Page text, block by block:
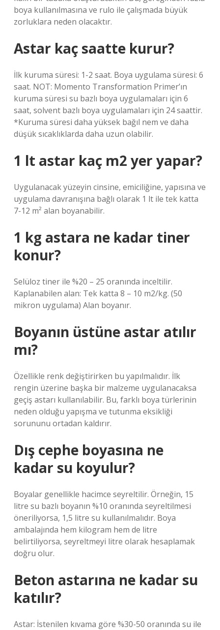
boya kullanılmasına ve rulo ile çalışmada büyük
zorluklara neden olacaktır.
Astar kaç saatte kurur?
İlk kuruma süresi: 1-2 saat. Boya uygulama süresi: 6
saat. NOT: Momento Transformation Primer’ın
kuruma süresi su bazlı boya uygulamaları için 6
saat, solvent bazlı boya uygulamaları için 24 saattir.
*Kuruma süresi daha yüksek bağıl nem ve daha
düşük sıcaklıklarda daha uzun olabilir.
1 lt astar kaç m2 yer yapar?
Uygulanacak yüzeyin cinsine, emiciliğine, yapısına ve
uygulama davranışına bağlı olarak 1 lt ile tek katta
7-12 m² alan boyanabilir.
1 kg astara ne kadar tiner
konur?
Selüloz tiner ile %20 – 25 oranında inceltilir.
Kaplanabilen alan: Tek katta 8 – 10 m2/kg. (50
mikron uygulama) Alan boyanır.
Boyanın üstüne astar atılır
mı?
Özellikle renk değiştirirken bu yapılmalıdır. İlk
rengin üzerine başka bir malzeme uygulanacaksa
geçiş astarı kullanılabilir. Bu, farklı boya türlerinin
neden olduğu yapışma ve tutunma eksikliği
sorununu ortadan kaldırır.
Dış cephe boyasına ne
kadar su koyulur?
Boyalar genellikle hacimce seyreltilir. Örneğin, 15
litre su bazlı boyanın %10 oranında seyreltilmesi
öneriliyorsa, 1,5 litre su kullanılmalıdır. Boya
ambalajında ​​hem kilogram hem de litre
belirtiliyorsa, seyreltmeyi litre olarak hesaplamak
doğru olur.
Beton astarına ne kadar su
katılır?
Astar: İstenilen kıvama göre %30-50 oranında su ile